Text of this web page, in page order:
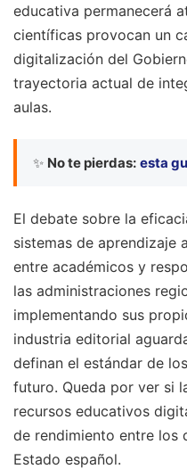
educativa permanecerá
científicas provocan un
digitalización del
trayectoria actual de
aulas.
✨ No te pierdas: esta
El debate sobre la
sistemas de aprendizaje
entre académicos y
las administraciones
implementando sus
industria editorial
definan el estándar de
futuro. Queda por ver si
recursos educativos
de rendimiento entre los
Estado español.